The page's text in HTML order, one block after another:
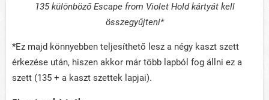
135 különböző Escape from Violet Hold kártyát kell
összegyűjteni*
*Ez majd könnyebben teljesíthető lesz a négy kaszt szett
érkezése után, hiszen akkor már több lapból fog állni ez a
szett (135 + a kaszt szettek lapjai).